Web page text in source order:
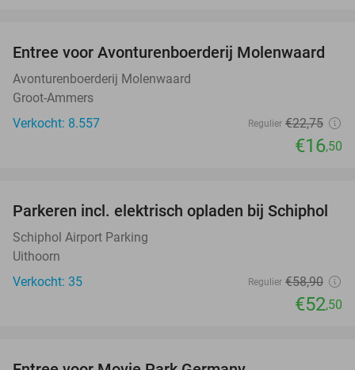
27%
Entree voor Avonturenboerderij Molenwaard
Avonturenboerderij Molenwaard
Groot-Ammers
Verkocht: 8.557
Regulier €22,75
€16,50
11%
Parkeren incl. elektrisch opladen bij Schiphol
Schiphol Airport Parking
Uithoorn
Verkocht: 35
Regulier €58,90
€52,50